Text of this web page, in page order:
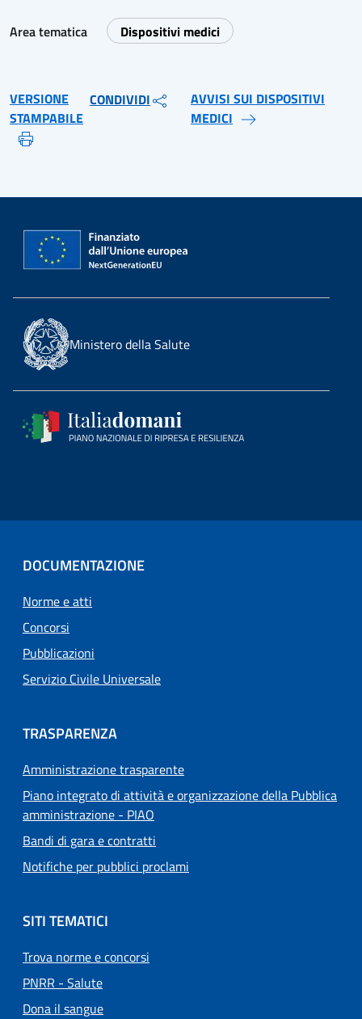
Area tematica Dispositivi medici
VERSIONE
STAMPABILE
CONDIVIDI
AVVISI SUI DISPOSITIVI
MEDICI
Ministero della Salute
DOCUMENTAZIONE
Norme e atti
Concorsi
Pubblicazioni
Servizio Civile Universale
TRASPARENZA
Amministrazione trasparente
Piano integrato di attività e organizzazione della Pubblica
amministrazione - PIAO
Bandi di gara e contratti
Notifiche per pubblici proclami
SITI TEMATICI
Trova norme e concorsi
PNRR - Salute
Dona il sangue